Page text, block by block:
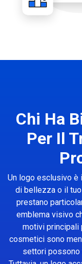
Chi Ha
Per Il
Un logo esclusivo è
di bellezza o il
prestano
emblema visivo
motivi principali
cosmetici sono
settori possono